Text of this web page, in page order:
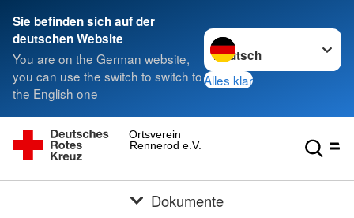
Sie befinden sich auf der
deutschen Website
You are on the German website,
you can use the switch to switch to
the English one
Sprache wechseln zu
Alles klar
Rennerod e.V.
Ortsverein
Dokumente